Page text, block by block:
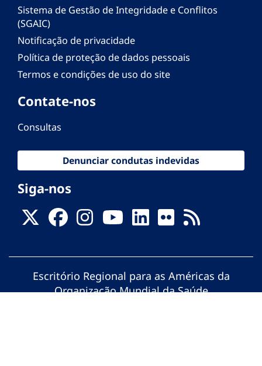
Sistema de Gestão de Integridade e Conflitos
(SGAIC)
Notificação de privacidade
Política de proteção de dados pessoais
Termos e condições de uso do site
Contate-nos
Consultas
Denunciar condutas indevidas
Siga-nos
Escritório Regional para as Américas da
Organização Mundial da Saúde